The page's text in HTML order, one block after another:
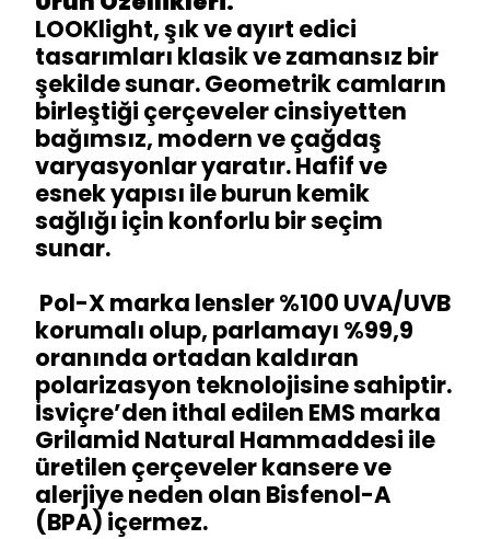
LOOKlight, şık ve ayırt edici
tasarımları klasik ve zamansız bir
şekilde sunar. Geometrik camların
birleştiği çerçeveler cinsiyetten
bağımsız, modern ve çağdaş
varyasyonlar yaratır. Hafif ve
esnek yapısı ile burun kemik
sağlığı için konforlu bir seçim
sunar.
Pol-X marka lensler %100 UVA/UVB
korumalı olup, parlamayı %99,9
oranında ortadan kaldıran
polarizasyon teknolojisine sahiptir.
İsviçre’den ithal edilen EMS marka
Grilamid Natural Hammaddesi ile
üretilen çerçeveler kansere ve
alerjiye neden olan Bisfenol-A
(BPA) içermez.